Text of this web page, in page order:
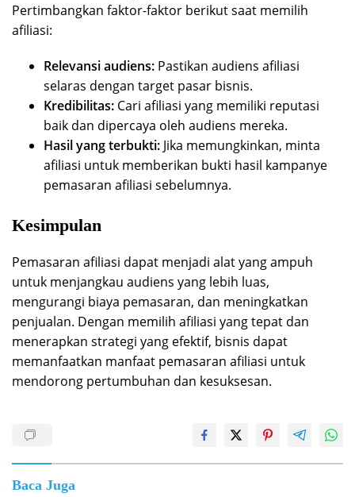
Pertimbangkan faktor-faktor berikut saat memilih
afiliasi:
Relevansi audiens: Pastikan audiens afiliasi
selaras dengan target pasar bisnis.
Kredibilitas: Cari afiliasi yang memiliki reputasi
baik dan dipercaya oleh audiens mereka.
Hasil yang terbukti: Jika memungkinkan, minta
afiliasi untuk memberikan bukti hasil kampanye
pemasaran afiliasi sebelumnya.
Kesimpulan
Pemasaran afiliasi dapat menjadi alat yang ampuh
untuk menjangkau audiens yang lebih luas,
mengurangi biaya pemasaran, dan meningkatkan
penjualan. Dengan memilih afiliasi yang tepat dan
menerapkan strategi yang efektif, bisnis dapat
memanfaatkan manfaat pemasaran afiliasi untuk
mendorong pertumbuhan dan kesuksesan.
Baca Juga